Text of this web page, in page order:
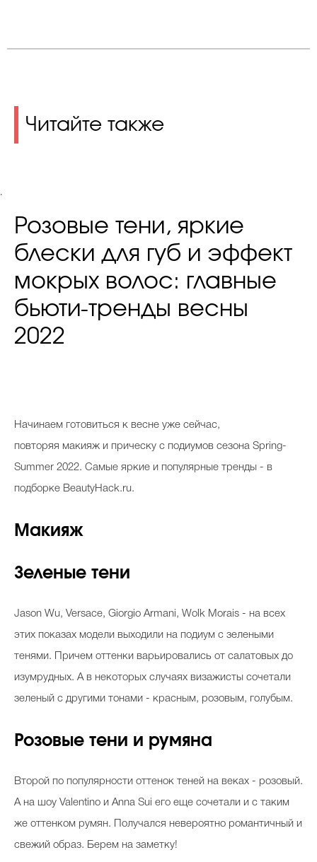
Читайте также
.
Розовые тени, яркие
блески для губ и эффект
мокрых волос: главные
бьюти-тренды весны
2022
Начинаем готовиться к весне уже сейчас,
повторяя макияж и прическу с подиумов сезона Spring-
Summer 2022. Самые яркие и популярные тренды - в
подборке BeautyHack.ru.
Макияж
Зеленые тени
Jason Wu, Versace, Giorgio Armani, Wolk Morais - на всех
этих показах модели выходили на подиум с зелеными
тенями. Причем оттенки варьировались от салатовых до
изумрудных. А в некоторых случаях визажисты сочетали
зеленый с другими тонами - красным, розовым, голубым.
Розовые тени и румяна
Второй по популярности оттенок теней на веках - розовый.
А на шоу Valentino и Anna Sui его еще сочетали и с таким
же оттенком румян. Получался невероятно романтичный и
свежий образ. Берем на заметку!